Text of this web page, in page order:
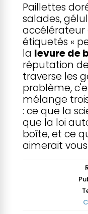
Paillettes
salades,
accélérateur
étiquetés «
la levure de
réputation
traverse les
problème,
mélange
: ce que la
que la loi
boîte, et ce
aimerait